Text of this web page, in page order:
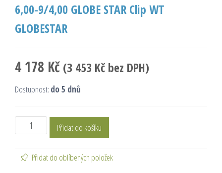
6,00-9/4,00 GLOBE STAR Clip WT
GLOBESTAR
4 178 Kč (3 453 Kč bez DPH)
Dostupnost: do 5 dnů
Přidat do košíku
Přidat do oblíbených položek